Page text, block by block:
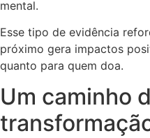
mental.
Esse tipo de evidência
próximo gera impactos
quanto para quem doa.
Um caminho